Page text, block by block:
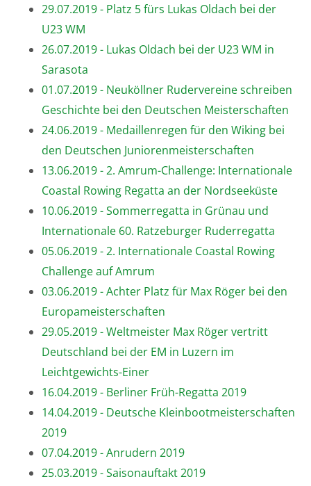
29.07.2019 - Platz 5 fürs Lukas Oldach bei der
U23 WM
26.07.2019 - Lukas Oldach bei der U23 WM in
Sarasota
01.07.2019 - Neuköllner Rudervereine schreiben
Geschichte bei den Deutschen Meisterschaften
24.06.2019 - Medaillenregen für den Wiking bei
den Deutschen Juniorenmeisterschaften
13.06.2019 - 2. Amrum-Challenge: Internationale
Coastal Rowing Regatta an der Nordseeküste
10.06.2019 - Sommerregatta in Grünau und
Internationale 60. Ratzeburger Ruderregatta
05.06.2019 - 2. Internationale Coastal Rowing
Challenge auf Amrum
03.06.2019 - Achter Platz für Max Röger bei den
Europameisterschaften
29.05.2019 - Weltmeister Max Röger vertritt
Deutschland bei der EM in Luzern im
Leichtgewichts-Einer
16.04.2019 - Berliner Früh-Regatta 2019
14.04.2019 - Deutsche Kleinbootmeisterschaften
2019
07.04.2019 - Anrudern 2019
25.03.2019 - Saisonauftakt 2019